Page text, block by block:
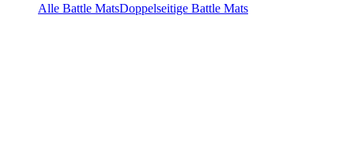
Alle Battle MatsDoppelseitige Battle Mats